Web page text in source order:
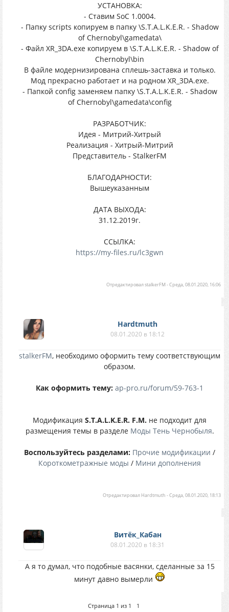
УСТАНОВКА:
- Ставим SoC 1.0004.
- Папку scripts копируем в папку \S.T.A.L.K.E.R. - Shadow
of Chernobyl\gamedata\
- Файл XR_3DA.exe копируем в \S.T.A.L.K.E.R. - Shadow of
Chernobyl\bin
В файле модернизирована сплешь-заставка и только.
Мод прекрасно работает и на родном XR_3DA.exe.
- Папкой config заменяем папку \S.T.A.L.K.E.R. - Shadow
of Chernobyl\gamedata\config
РАЗРАБОТЧИК:
Идея - Митрий-Хитрый
Реализация - Хитрый-Митрий
Представитель - StalkerFM
БЛАГОДАРНОСТИ:
Вышеуказанным
ДАТА ВЫХОДА:
31.12.2019г.
ССЫЛКА:
https://my-files.ru/lc3gwn
ОтредактировалstalkerFM-Среда, 08.01.2020, 16:06
Hardtmuth
08.01.2020 в 18:12
stalkerFM, необходимо оформить тему соответствующим
образом.
Как оформить тему: ap-pro.ru/forum/59-763-1
Модификация S.T.A.L.K.E.R. F.M. не подходит для
размещения темы в разделе Моды Тень Чернобыля.
Воспользуйтесь разделами: Прочие модификации /
Короткометражные моды / Мини дополнения
Отредактировал Hardtmuth -Среда, 08.01.2020, 18:13
Витёк_Кабан
08.01.2020 в 18:31
А я то думал, что подобные васянки, сделанные за 15
минут давно вымерли
Страница 1 из 1 1